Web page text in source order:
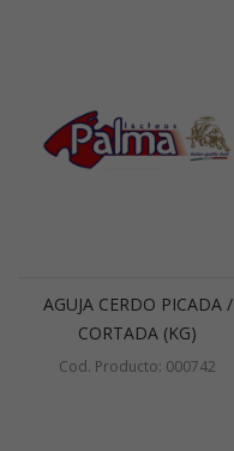
AGUJA CERDO PICADA /
CORTADA (KG)
Cod. Producto: 000742